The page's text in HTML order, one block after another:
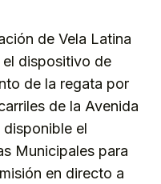
de Vela Latina
el dispositivo de
de la regata por
de la Avenida
disponible el
Municipales para
en directo a